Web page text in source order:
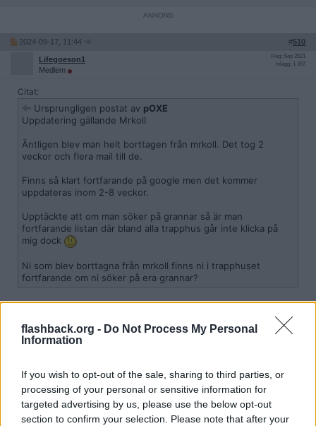
flashback.org - Do Not Process My Personal
Information
If you wish to opt-out of the sale, sharing to third parties, or
processing of your personal or sensitive information for
targeted advertising by us, please use the below opt-out
section to confirm your selection. Please note that after your
2024-09-17, 11:44 #510
Lifegoeson1
Medlem
Reg: Sep 2021
Inlägg: 1 397
Citat:
Ursprungligen postat av pOXE
Uppdatering gällande Mrkoll
Äntligen blev man helt borttagen från mrkoll. Det tog 2
veckor och flera mail till de.
Finns så klart fortfarande på google men det kommer
uppdateras inom 2-8 veckor.
Upptäckte att om man söker på grannar så är man
fortfarande listan där bland alla trapphus går inte klicka på
mig dock
Ni som blev borttagna från mrkoll finns ni i trapphuset
fortfarande om ni söker på era grannar?
upplysningen varför ska det ta så förbaskat lång tid
Lifegoeson1
Medlem
Har ni blivit borttagna från upplysning?